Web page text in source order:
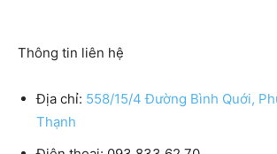
Thông tin liên hệ
Địa chỉ: 558/15/4 Đường Bình Quới,
Thạnh